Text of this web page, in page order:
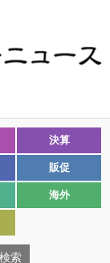
決算
販促
海外